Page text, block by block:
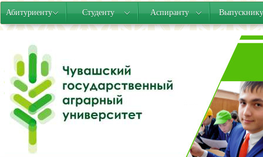
Абитуриенту Студенту Аспиранту